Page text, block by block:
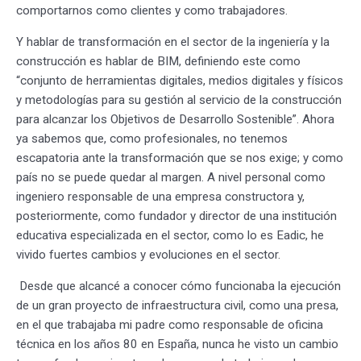
comportarnos como clientes y como trabajadores.
Y hablar de transformación en el sector de la ingeniería y la
construcción es hablar de BIM, definiendo este como
“conjunto de herramientas digitales, medios digitales y físicos
y metodologías para su gestión al servicio de la construcción
para alcanzar los Objetivos de Desarrollo Sostenible”. Ahora
ya sabemos que, como profesionales, no tenemos
escapatoria ante la transformación que se nos exige; y como
país no se puede quedar al margen. A nivel personal como
ingeniero responsable de una empresa constructora y,
posteriormente, como fundador y director de una institución
educativa especializada en el sector, como lo es Eadic, he
vivido fuertes cambios y evoluciones en el sector.
Desde que alcancé a conocer cómo funcionaba la ejecución
de un gran proyecto de infraestructura civil, como una presa,
en el que trabajaba mi padre como responsable de oficina
técnica en los años 80 en España, nunca he visto un cambio